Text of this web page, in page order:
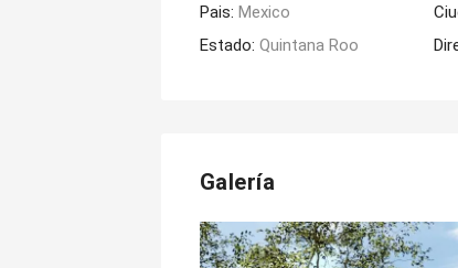
Pais: Mexico
Estado: Quintana Roo
Galería